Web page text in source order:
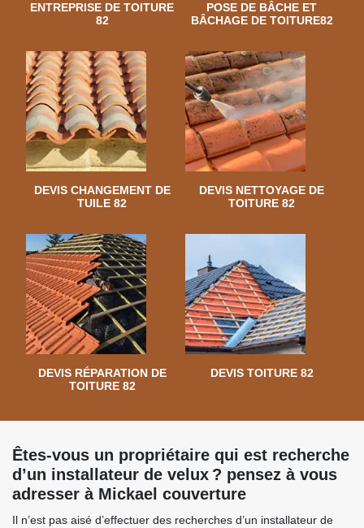
ENTREPRISE DE TOITURE
82
POSE DE BÂCHE ET
BÂCHAGE DE TOITURE82
DEVIS CHANGEMENT DE
TUILE 82
DEVIS NETTOYAGE DE
TOITURE 82
DEVIS RÉPARATION DE
TOITURE 82
DEVIS TOITURE 82
Êtes-vous un propriétaire qui est recherche
d’un installateur de velux ? pensez à vous
adresser à Mickael couverture
Il n’est pas aisé d’effectuer des recherches d’un installateur de